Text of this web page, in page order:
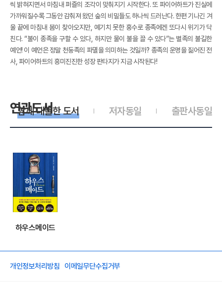
씩 밝혀지면서 마침내 퍼즐의 조각이 맞춰지기 시작한다. 또 파이어하트가 진실에
가까워질수록 그동안 감춰져 왔던 숲의 비밀들도 하나씩 드러난다. 한편 기나긴 겨
울 끝에 마침내 봄이 찾아오지만, 예기치 못한 홍수로 종족에겐 또다시 위기가 닥
친다. “불이 종족을 구할 수 있다, 하지만 물이 불을 끌 수 있다”는 별족의 불길한
예언! 이 예언은 정말 천둥족의 파멸을 의미하는 것일까? 종족의 운명을 짊어진 전
사, 파이어하트의 흥미진진한 성장 판타지가 지금 시작된다!
연관도서 출판사동일
저자동일
함께 대출한 도서
하우스메이드
개인정보처리방침 이메일무단수집거부